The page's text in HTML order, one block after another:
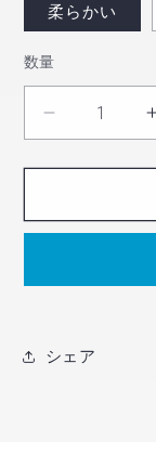
柔らかい
数量
数量
オーボエ
シェア